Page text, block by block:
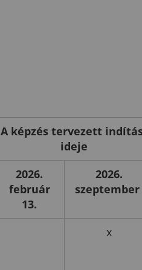
A képzés tervezett
ideje
2026.
február
13.
2026.
szeptember
x